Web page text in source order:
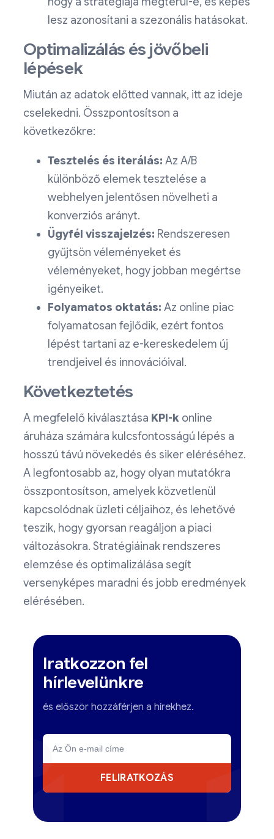
lesz azonosítani a szezonális hatásokat.
Optimalizálás és jövőbeli
lépések
Miután az adatok előtted vannak, itt az ideje
cselekedni. Összpontosítson a
következőkre:
Tesztelés és iterálás: Az A/B
különböző elemek tesztelése a
webhelyen jelentősen növelheti a
konverziós arányt.
Ügyfél visszajelzés: Rendszeresen
gyűjtsön véleményeket és
véleményeket, hogy jobban megértse
igényeiket.
Folyamatos oktatás: Az online piac
folyamatosan fejlődik, ezért fontos
lépést tartani az e-kereskedelem új
trendjeivel és innovációival.
Következtetés
A megfelelő kiválasztása KPI-k online
áruháza számára kulcsfontosságú lépés a
hosszú távú növekedés és siker eléréséhez.
A legfontosabb az, hogy olyan mutatókra
összpontosítson, amelyek közvetlenül
kapcsolódnak üzleti céljaihoz, és lehetővé
teszik, hogy gyorsan reagáljon a piaci
változásokra. Stratégiáinak rendszeres
elemzése és optimalizálása segít
versenyképes maradni és jobb eredmények
elérésében.
Iratkozzon fel
hírlevelünkre
és először hozzáférjen a hírekhez.
FELIRATKOZÁS